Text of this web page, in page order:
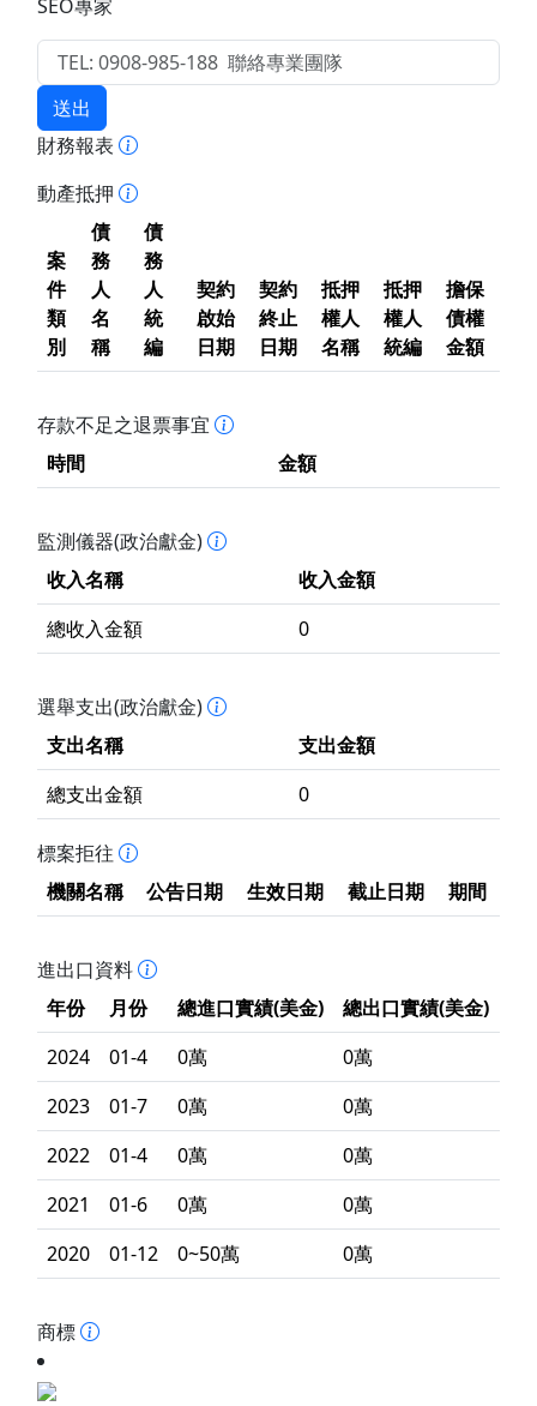
SEO專家
送出
財務報表
動產抵押
案
件
類
別
債
務
人
名
稱
債
務
人
統
編
契約
啟始
日期
契約
終止
日期
抵押
權人
名稱
抵押
權人
統編
擔保
債權
金額
存款不足之退票事宜
時間
金額
監測儀器(政治獻金)
收入名稱
收入金額
總收入金額
0
選舉支出(政治獻金)
支出名稱
支出金額
總支出金額
0
標案拒往
機關名稱
公告日期 生效日期 截止日期 期間
進出口資料
年份
月份 總進口實績(美金)
總出口實績(美金)
2024
01-4 0萬
0萬
2023
01-7 0萬
0萬
2022
01-4 0萬
0萬
2021
01-6 0萬
0萬
2020
01-12 0~50萬 0萬
商標